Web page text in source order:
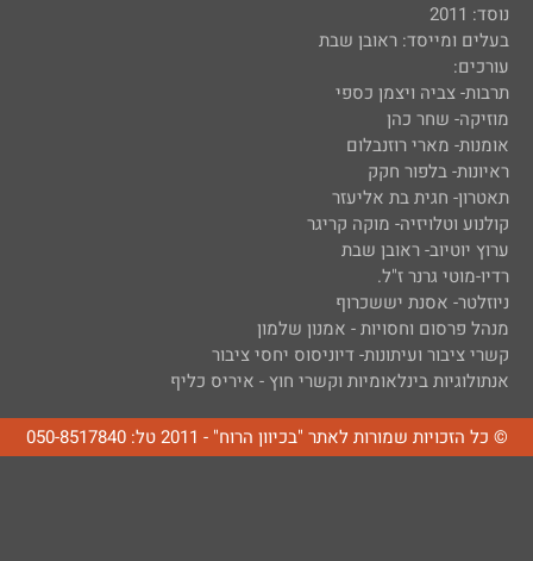
נוסד: 2011
בעלים ומייסד: ראובן שבת
עורכים:
תרבות- צביה ויצמן כספי
מוזיקה- שחר כהן
אומנות- מארי רוזנבלום
ראיונות- בלפור חקק
תאטרון- חגית בת אליעזר
קולנוע וטלויזיה- מוקה קריגר
ערוץ יוטיוב- ראובן שבת
רדיו-מוטי גרנר ז"ל.
ניוזלטר- אסנת יששכרוף
מנהל פרסום וחסויות - אמנון שלמון
קשרי ציבור ועיתונות- דיוניסוס יחסי ציבור
אנתולוגיות בינלאומיות וקשרי חוץ - איריס כליף
© כל הזכויות שמורות לאתר "בכיוון הרוח" - 2011 טל: 050-8517840